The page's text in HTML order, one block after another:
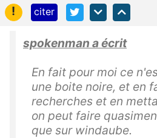
!
citer
spokenman a écrit
En fait pour moi ce
une boite noire, et en
recherches et en
on peut faire
que sur windaube.